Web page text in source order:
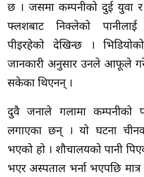
छ । जसमा कम्पनीको दुई युवा
फ्लशबाट निक्लेको
पीइरहेको देखिन्छ ।
जानकारी अनुसार उनले आफूले
सकेका थिएनन् ।
दुवै जनाले गलामा कम्पनीको
लगाएका छन् । यो घटना
भएको हो । शौचालयको पानी
भएर अस्पताल भर्ना भएपछि मात्र